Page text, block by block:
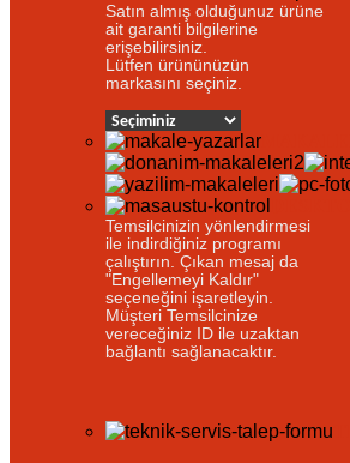
Satın almış olduğunuz ürüne
ait garanti bilgilerine
erişebilirsiniz.
Lütfen ürününüzün
markasını seçiniz.
Temsilcinizin yönlendirmesi
ile indirdiğiniz programı
çalıştırın. Çıkan mesaj da
"Engellemeyi Kaldır"
seçeneğini işaretleyin.
Müşteri Temsilcinize
vereceğiniz ID ile uzaktan
bağlantı sağlanacaktır.